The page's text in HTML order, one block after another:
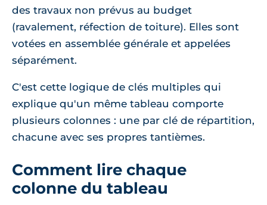
des travaux non prévus au budget
(ravalement, réfection de toiture). Elles sont
votées en assemblée générale et appelées
séparément.
C'est cette logique de clés multiples qui
explique qu'un même tableau comporte
plusieurs colonnes : une par clé de répartition,
chacune avec ses propres tantièmes.
Comment lire chaque
colonne du tableau